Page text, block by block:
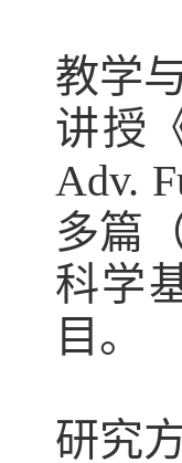
教学
讲授
Adv.
多篇
科学
目。
研究